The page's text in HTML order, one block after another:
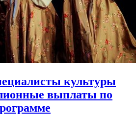
культуры
выплаты по